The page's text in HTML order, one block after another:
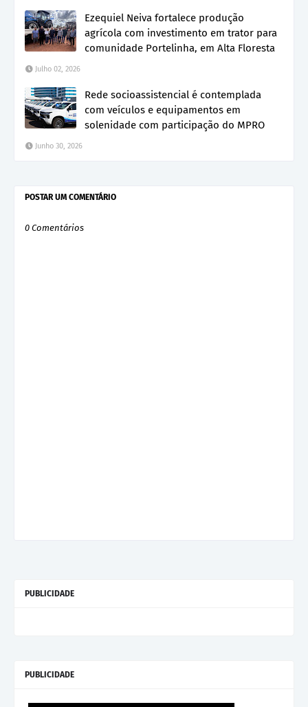
Ezequiel Neiva fortalece produção
agrícola com investimento em trator para
comunidade Portelinha, em Alta Floresta
Julho 02, 2026
Rede socioassistencial é contemplada
com veículos e equipamentos em
solenidade com participação do MPRO
Junho 30, 2026
POSTAR UM COMENTÁRIO
0 Comentários
PUBLICIDADE
PUBLICIDADE